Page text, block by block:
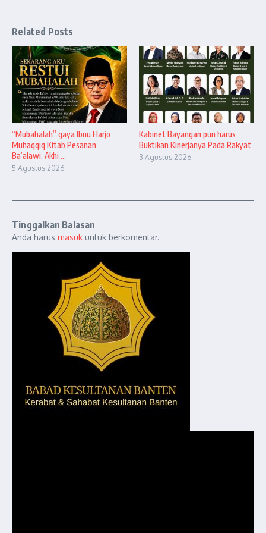
Related Posts
“Mubahalah” gaya Ibnu Harjo
Muhaqqiq Kitab Pesanan
Ba’alawi. Akhi ...
5 Agustus 2026
Kabinet Bayangan pun harus
Buktikan Kinerjanya Pada Rakyat
3 Agustus 2026
Tinggalkan Balasan
Anda harus masuk untuk berkomentar.